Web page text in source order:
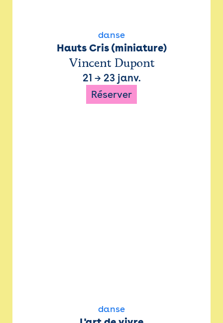
danse
Hauts Cris (miniature)
Vincent Dupont
21 → 23 janv.
Réserver
danse